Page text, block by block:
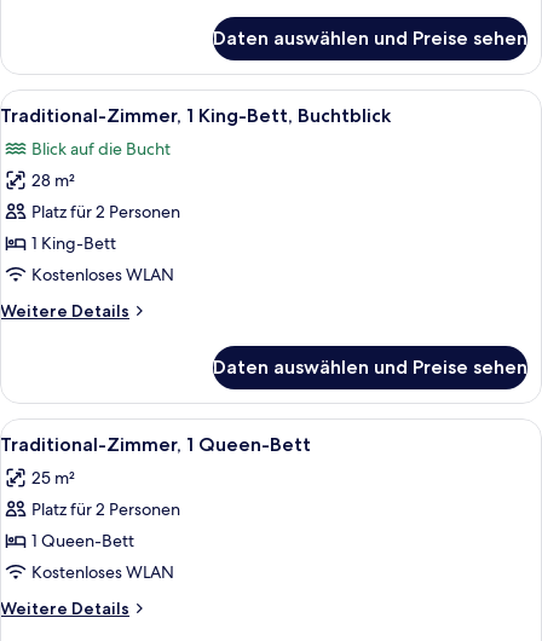
Lower
Partial
View
anzeigen
Room,
Queen
Lower
Partial
View
Daten auswählen und Preise sehen
Alle
Fotos
für
Traditional-
Zimmer,
1 King-
Bett,
anzeigen
Ein Hotelzimmer mit einem großen
14
Traditional-Zimmer, 1 King-Bett, Buchtblick
Blick auf die Bucht
28 m²
Platz für 2 Personen
1 King-Bett
Kostenloses WLAN
Weitere Details
Weitere
Zimmer,
1 King-
Bett,
Daten auswählen und Preise sehen
Alle
Fotos
für
Traditional-
Zimmer,
1
Queen-
Bett
Ein Hotelzimmer mit einem großen
6
Traditional-Zimmer, 1 Queen-Bett
25 m²
Platz für 2 Personen
1 Queen-Bett
Kostenloses WLAN
Weitere Details
Weitere